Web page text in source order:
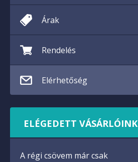
Árak
Rendelés
Elérhetőség
ELÉGEDETT VÁSÁRLÓINK
A régi csövem már csak